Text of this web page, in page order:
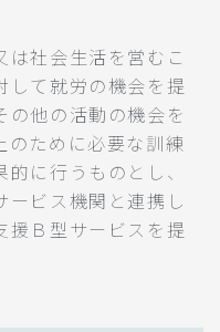
社会生活を営むこ
して就労の機会を提
の他の活動の機会を
のために必要な訓練
に行うものとし、
ービス機関と連携し
援Ｂ型サービスを提